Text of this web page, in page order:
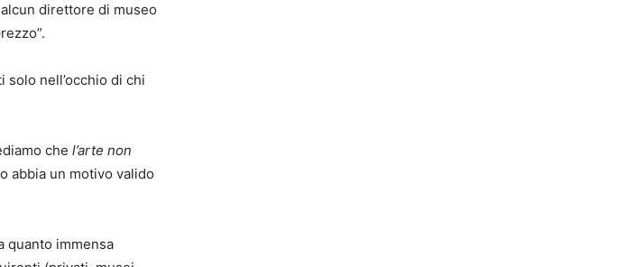
direttore di museo
solo nell’occhio di chi
che l’arte non
abbia un motivo valido
quanto immensa